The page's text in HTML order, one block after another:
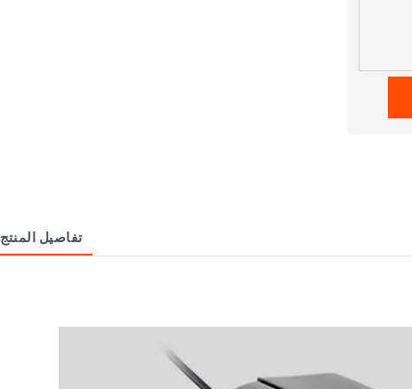
تفاصيل المنتج